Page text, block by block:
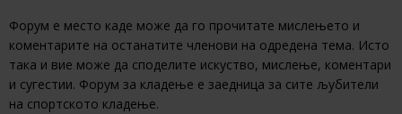
Форум е место каде може да го прочитате мислењето и
коментарите на останатите членови на одредена тема. Исто
така и вие може да споделите искуство, мислење, коментари
и сугестии. Форум за кладење е заедница за сите љубители
на спортското кладење.